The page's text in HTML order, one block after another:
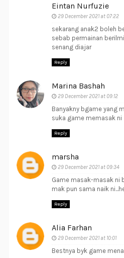
Eintan Nurfuzie
29 December 2021 at 07:22
sekarang anak2 boleh
sebab permainan
senang diajar
Reply
Marina Bashah
29 December 2021 at 09:12
Banyakny bgame yang
suka game memasak ni
Reply
marsha
29 December 2021 at 09:34
Game masak-masak ni
mak pun sama naik
Reply
Alia Farhan
29 December 2021 at 10:01
Bestnya byk game